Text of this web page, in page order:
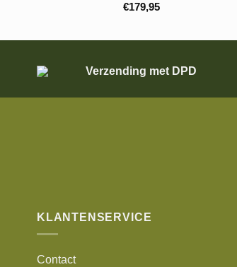
€179,95
Verzending met DPD
KLANTENSERVICE
Contact